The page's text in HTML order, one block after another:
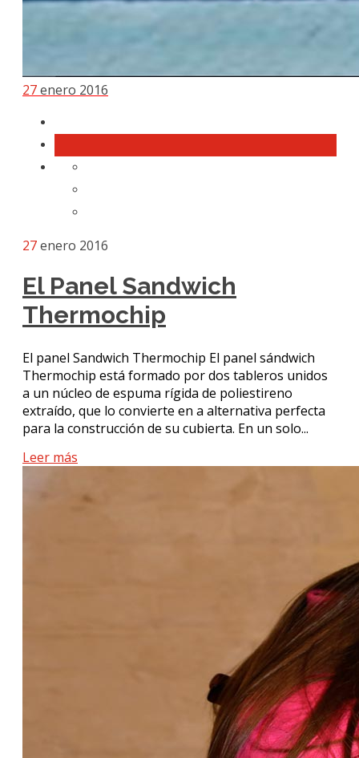
27enero 2016
27enero 2016
El Panel Sandwich
Thermochip
El panel Sandwich Thermochip El panel sándwich
Thermochip está formado por dos tableros unidos
a un núcleo de espuma rígida de poliestireno
extraído, que lo convierte en a alternativa perfecta
para la construcción de su cubierta. En un solo...
Leer más